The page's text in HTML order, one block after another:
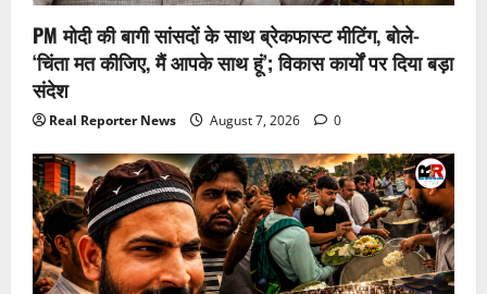
PM मोदी की बागी सांसदों के साथ ब्रेकफास्ट मीटिंग, बोले-
‘चिंता मत कीजिए, मैं आपके साथ हूं’; विकास कार्यों पर दिया बड़ा
संदेश
Real Reporter News August 7, 2026 0